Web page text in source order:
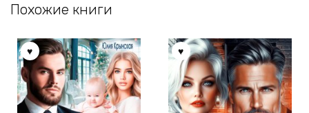
Похожие книги